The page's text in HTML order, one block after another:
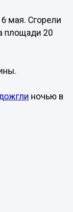
мая. Сгорели
площади 20
ночью в